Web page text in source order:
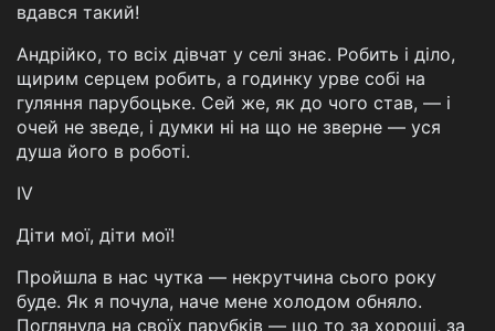
вдався такий!
Андрійко, то всіх дівчат у селі знає. Робить і діло,
щирим серцем робить, а годинку урве собі на
гуляння парубоцьке. Сей же, як до чого став, — і
очей не зведе, і думки ні на що не зверне — уся
душа його в роботі.
IV
Діти мої, діти мої!
Пройшла в нас чутка — некрутчина сього року
буде. Як я почула, наче мене холодом обняло.
Поглянула на своїх парубків — що то за хороші, за